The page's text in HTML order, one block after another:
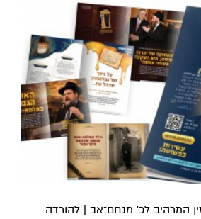
המרהיב לכ’ מנחם־אב | להורדה